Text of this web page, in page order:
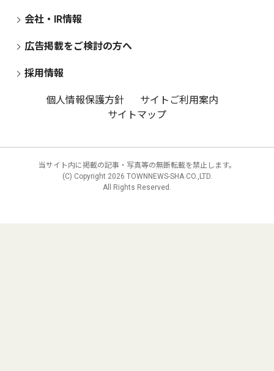
会社・IR情報
広告掲載をご検討の方へ
採用情報
個人情報保護方針
サイトご利用案内
サイトマップ
当サイト内に掲載の記事・写真等の無断転載を禁止します。
(C) Copyright 2026 TOWNNEWS-SHA CO.,LTD.
All Rights Reserved.